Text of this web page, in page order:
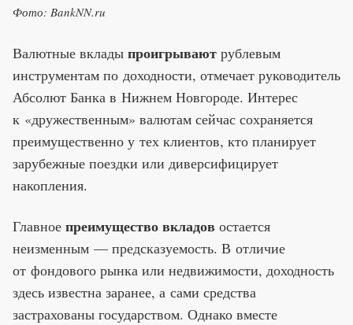
Фото: BankNN.ru
Валютные вклады проигрывают рублевым
инструментам по доходности, отмечает руководитель
Абсолют Банка в Нижнем Новгороде. Интерес
к «дружественным» валютам сейчас сохраняется
преимущественно у тех клиентов, кто планирует
зарубежные поездки или диверсифицирует
накопления.
Главное преимущество вкладов остается
неизменным — предсказуемость. В отличие
от фондового рынка или недвижимости, доходность
здесь известна заранее, а сами средства
застрахованы государством. Однако вместе